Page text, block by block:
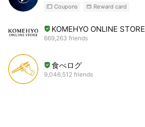
Coupons Reward card
KOMEHYO ONLINE STORE
669,263 friends
食べログ
9,046,512 friends